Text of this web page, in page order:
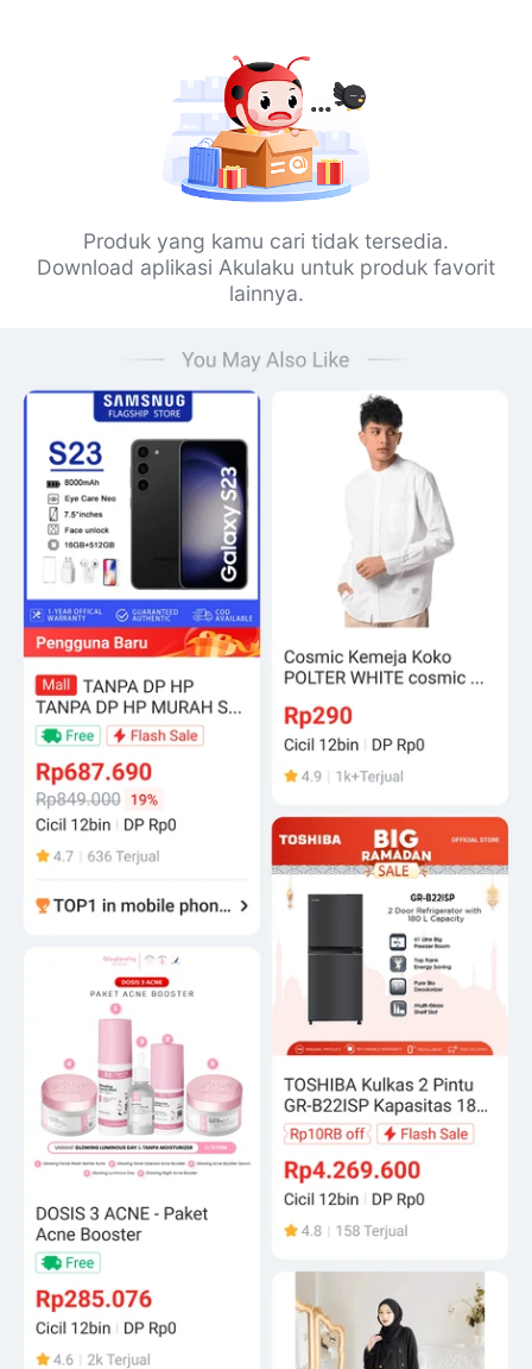
Produk yang kamu cari tidak tersedia.
Download aplikasi Akulaku untuk produk favorit
lainnya.